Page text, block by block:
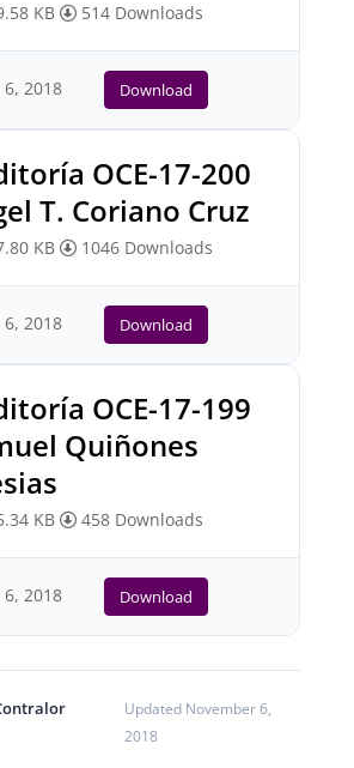
KB 514 Downloads
2018 Download
OCE-17-200
T. Coriano Cruz
KB 1046 Downloads
2018 Download
OCE-17-199
Quiñones
KB 458 Downloads
2018 Download
Updated November 6,
2018